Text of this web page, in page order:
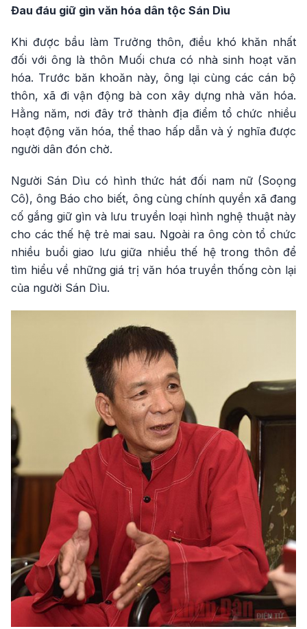
Đau đáu giữ gìn văn hóa dân tộc Sán Dìu
Khi được bầu làm Trưởng thôn, điều khó khăn nhất
đối với ông là thôn Muối chưa có nhà sinh hoạt văn
hóa. Trước băn khoăn này, ông lại cùng các cán bộ
thôn, xã đi vận động bà con xây dựng nhà văn hóa.
Hằng năm, nơi đây trở thành địa điểm tổ chức nhiều
hoạt động văn hóa, thể thao hấp dẫn và ý nghĩa được
người dân đón chờ.
Người Sán Dìu có hình thức hát đối nam nữ (Soọng
Cô), ông Báo cho biết, ông cùng chính quyền xã đang
cố gắng giữ gìn và lưu truyền loại hình nghệ thuật này
cho các thế hệ trẻ mai sau. Ngoài ra ông còn tổ chức
nhiều buổi giao lưu giữa nhiều thế hệ trong thôn để
tìm hiểu về những giá trị văn hóa truyền thống còn lại
của người Sán Dìu.